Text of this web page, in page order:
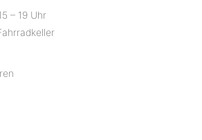
– 19 Uhr